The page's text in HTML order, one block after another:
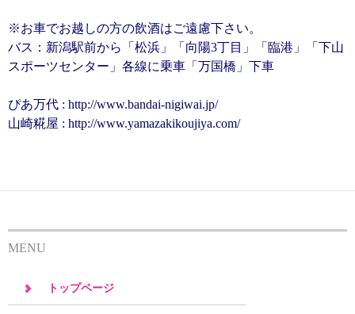
※お車でお越しの方の飲酒はご遠慮下さい。
バス：新潟駅前から「松浜」「向陽3丁目」「臨港」「下山
スポーツセンター」各線に乗車「万国橋」下車
ぴあ万代 : http://www.bandai-nigiwai.jp/
山崎糀屋 : http://www.yamazakikoujiya.com/
MENU
トップページ